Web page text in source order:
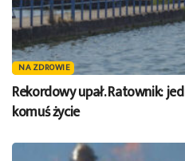
NA ZDROWIE
Rekordowy upał. Ratownik:
komuś życie